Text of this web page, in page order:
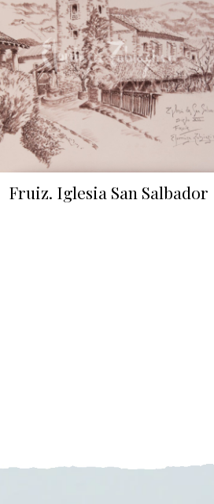
Fruiz. Iglesia San Salbador